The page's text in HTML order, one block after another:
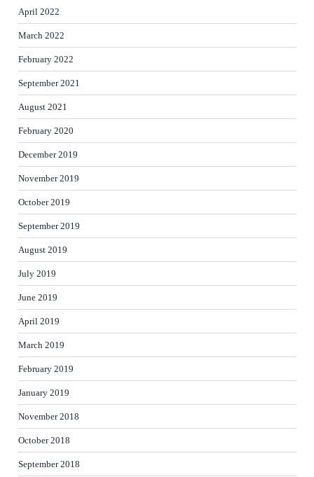
April 2022
March 2022
February 2022
September 2021
August 2021
February 2020
December 2019
November 2019
October 2019
September 2019
August 2019
July 2019
June 2019
April 2019
March 2019
February 2019
January 2019
November 2018
October 2018
September 2018